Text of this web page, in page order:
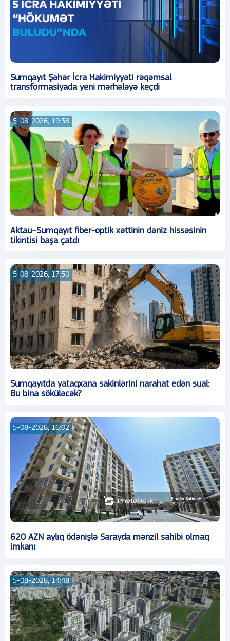
Sumqayıt Şəhər İcra Hakimiyyəti rəqəmsal
transformasiyada yeni mərhələyə keçdi
5-08-2026, 19:38
Aktau–Sumqayıt fiber-optik xəttinin dəniz hissəsinin
tikintisi başa çatdı
5-08-2026, 17:50
Sumqayıtda yataqxana sakinlərini narahat edən sual:
Bu bina söküləcək?
5-08-2026, 16:02
620 AZN aylıq ödənişlə Sarayda mənzil sahibi olmaq
imkanı
5-08-2026, 14:48